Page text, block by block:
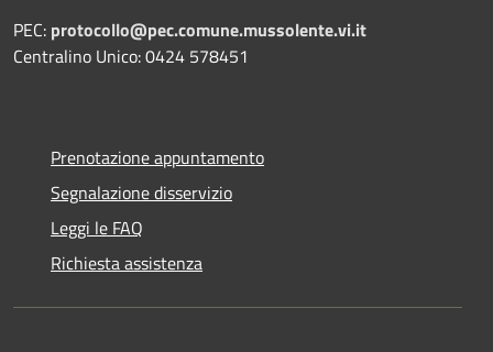
PEC: protocollo@pec.comune.mussolente.vi.it
Centralino Unico: 0424 578451
Prenotazione appuntamento
Segnalazione disservizio
Leggi le FAQ
Richiesta assistenza